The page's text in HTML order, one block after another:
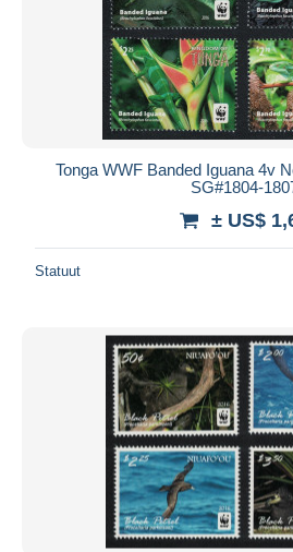
Tonga WWF Banded Iguana 4v
SG#1804-
± US$
Statuut